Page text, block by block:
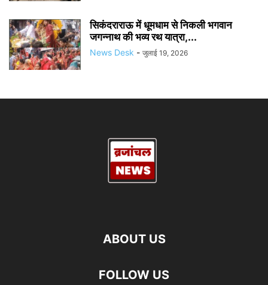
सिकंदराराऊ में धूमधाम से निकली भगवान
जगन्नाथ की भव्य रथ यात्रा,...
News Desk - जुलाई 19, 2026
ABOUT US
FOLLOW US